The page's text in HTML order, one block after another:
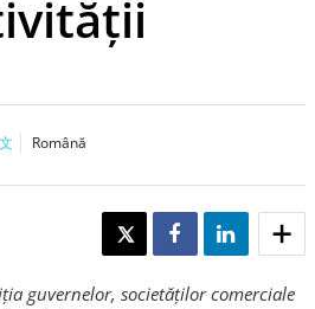
Română
TWEET SHARE SHARE
guvernelor, societăților comerciale